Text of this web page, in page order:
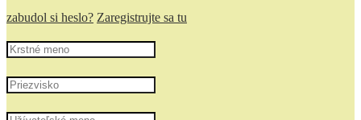
zabudol si heslo? Zaregistrujte sa tu